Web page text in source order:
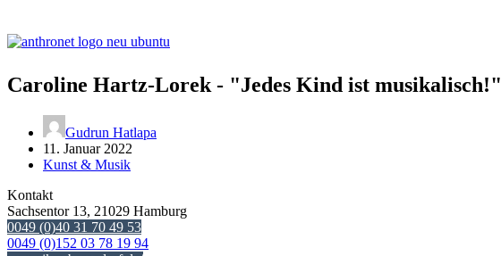
Caroline Hartz-Lorek - "Jedes Kind ist musikalisch!"
Gudrun Hatlapa
11. Januar 2022
Kunst & Musik
Kontakt
Sachsentor 13, 21029 Hamburg
0049 (0)40 31 70 49 53
0049 (0)152 03 78 19 94